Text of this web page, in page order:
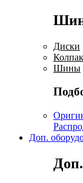
Диски
Шины
Доп.